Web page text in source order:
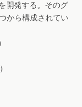
開発する。そのグ
から構成されてい